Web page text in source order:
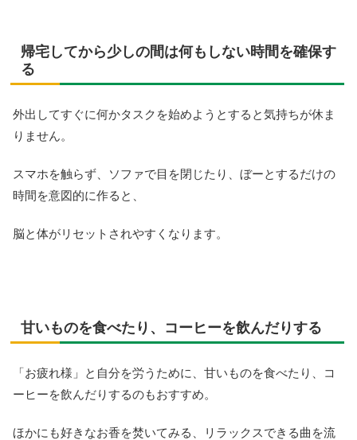
帰宅してから少しの間は何もしない時間を確保す
る
外出してすぐに何かタスクを始めようとすると気持ちが休ま
りません。
スマホを触らず、ソファで目を閉じたり、ぼーとするだけの
時間を意図的に作ると、
脳と体がリセットされやすくなります。
甘いものを食べたり、コーヒーを飲んだりする
「お疲れ様」と自分を労うために、甘いものを食べたり、コ
ーヒーを飲んだりするのもおすすめ。
ほかにも好きなお香を焚いてみる、リラックスできる曲を流